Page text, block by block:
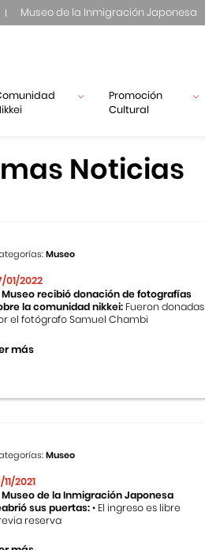
Museo de la Inmigración Japonesa
Promoción
Cultural
Noticias
Museo
01/2022
Museo recibió donación de fotografías
la comunidad nikkei: Fueron donadas
el fotógrafo Samuel Chambi
más
Museo
11/2021
Museo de la Inmigración Japonesa
sus puertas:• El ingreso es libre
reserva